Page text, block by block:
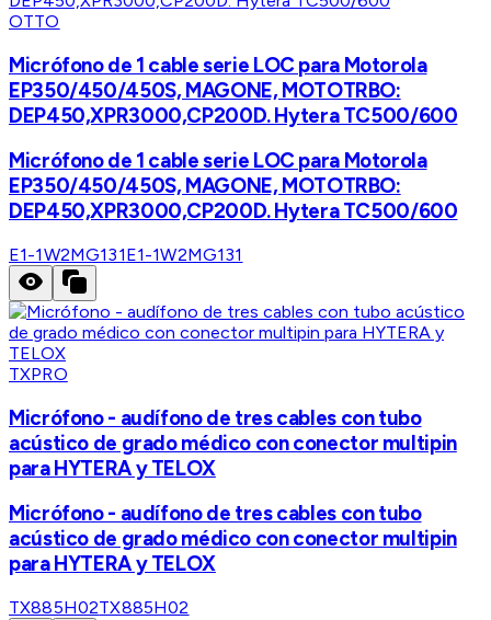
OTTO
Micrófono de 1 cable serie LOC para Motorola
EP350/450/450S, MAGONE, MOTOTRBO:
DEP450,XPR3000,CP200D. Hytera TC500/600
Micrófono de 1 cable serie LOC para Motorola
EP350/450/450S, MAGONE, MOTOTRBO:
DEP450,XPR3000,CP200D. Hytera TC500/600
E1-1W2MG131E1-1W2MG131
TXPRO
Micrófono - audífono de tres cables con tubo
acústico de grado médico con conector multipin
para HYTERA y TELOX
Micrófono - audífono de tres cables con tubo
acústico de grado médico con conector multipin
para HYTERA y TELOX
TX885H02TX885H02